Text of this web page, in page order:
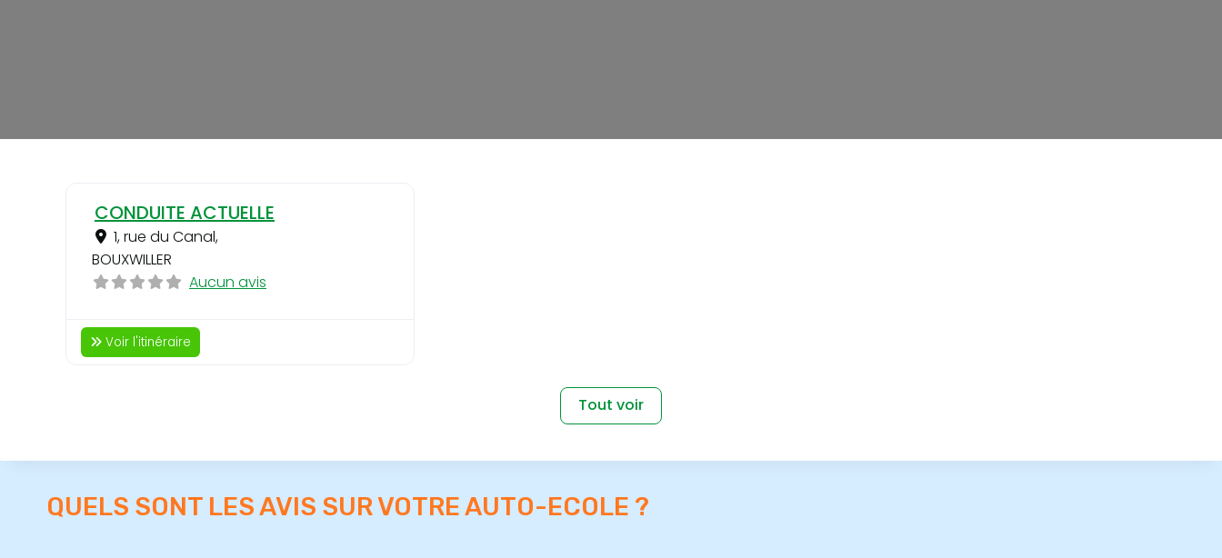
CONDUITE ACTUELLE
1, rue du Canal,
BOUXWILLER
Aucun avis
Voir l'itinéraire
Tout voir
QUELS SONT LES AVIS SUR VOTRE AUTO-ECOLE ?